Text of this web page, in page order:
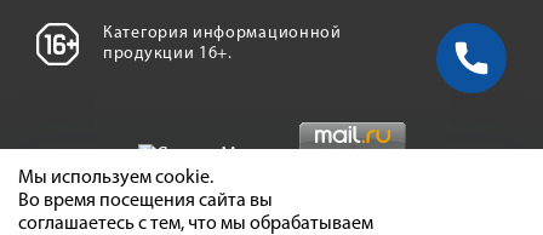
Категория информационной
продукции 16+.
Мы используем cookie.
Во время посещения сайта вы
соглашаетесь с тем, что мы обрабатываем